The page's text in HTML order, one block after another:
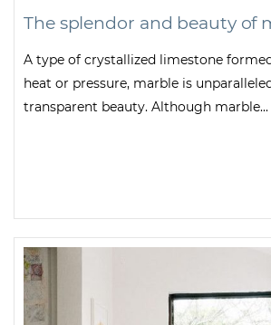
The splendor and beauty of
A type of crystallized limestone
heat or pressure, marble is
transparent beauty. Although marble...